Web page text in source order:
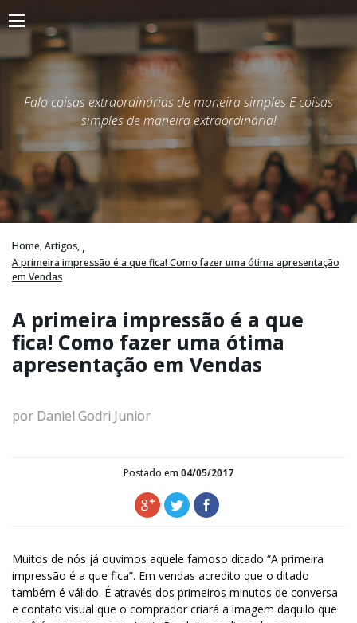
Falo coisas extraordinárias de maneira simples E coisas
simples de maneira extraordinária!
Home, ,
Artigos,
A primeira impressão é a que fica! Como fazer uma ótima apresentação
em Vendas
A primeira impressão é a que
fica! Como fazer uma ótima
apresentação em Vendas
por Daniel Godri Junior
Postado em 04/05/2017
Muitos de nós já ouvimos aquele famoso ditado “A primeira
impressão é a que fica”. Em vendas acredito que o ditado
também é válido. É através dos primeiros minutos de conversa
e contato visual que o comprador criará a imagem daquilo que